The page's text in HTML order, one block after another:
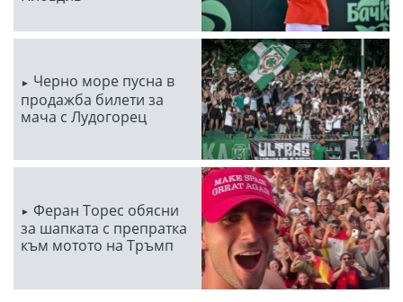
Черно море пусна в
продажба билети за
мача с Лудогорец
Феран Торес обясни
за шапката с препратка
към мотото на Тръмп